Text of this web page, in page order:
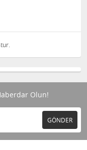
Olun!
GÖNDER